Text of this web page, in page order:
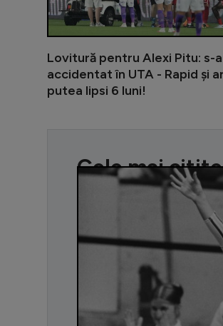
Lovitură pentru Alexi Pitu: s-a
accidentat în UTA - Rapid și ar
putea lipsi 6 luni!
Cele mai citite